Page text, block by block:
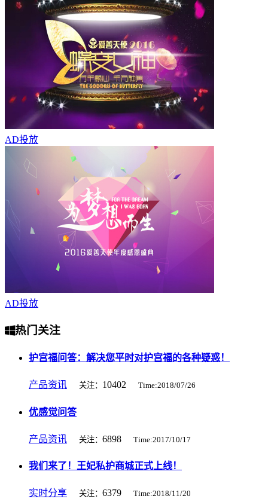
AD投放
AD投放
热门关注
护宫福问答：解决您平时对护宫福的各种疑惑！
产品资讯 关注： 10402 Time:2018/07/26
优感觉问答
产品资讯 关注： 6898 Time:2017/10/17
我们来了！王妃私护商城正式上线！
实时分享 关注： 6379 Time:2018/11/20